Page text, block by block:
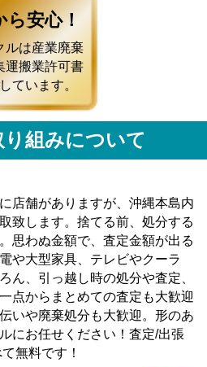
ら安心！
ルは産業廃棄
運搬業許可書
ています。
組みについて
店舗がありますが、沖縄本島内
致します。捨てる前、処分する
思わぬ金額で、査定金額が出る
や大型家具、テレビやクーラ
ん、引っ越し時の処分や査定、
点からまとめての査定も大歓迎
いや廃棄処分も大歓迎。形のあ
にお任せください！査定/出張
無料です！